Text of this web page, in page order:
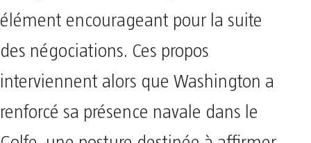
élément encourageant pour la suite
des négociations. Ces propos
interviennent alors que Washington a
renforcé sa présence navale dans le